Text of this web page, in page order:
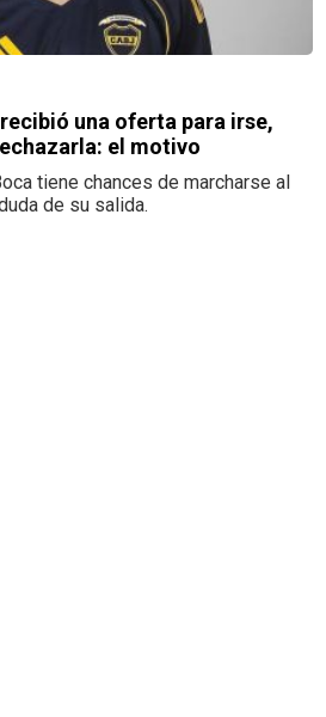
una oferta para irse,
el motivo
tiene chances de marcharse al
de su salida.